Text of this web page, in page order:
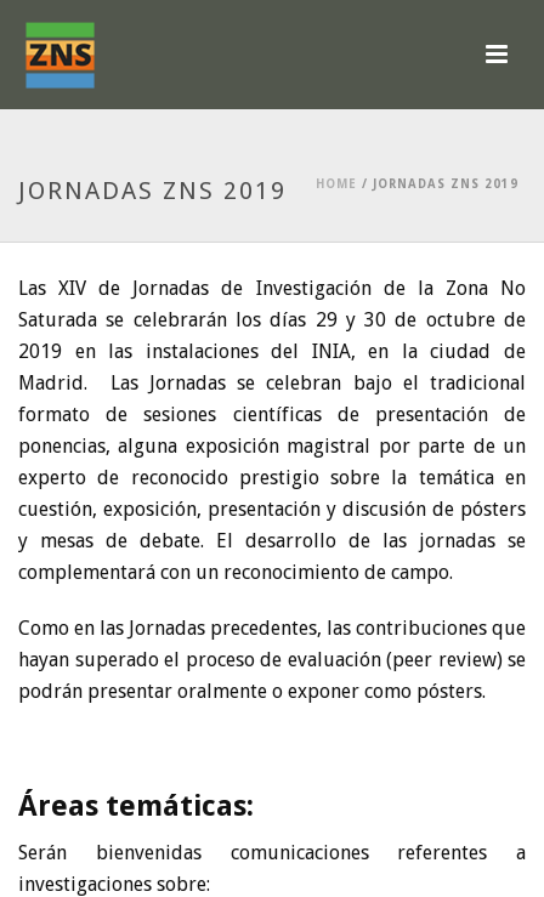
JORNADAS ZNS 2019 HOME / JORNADAS ZNS 2019
Las XIV de Jornadas de Investigación de la Zona No
Saturada se celebrarán los días 29 y 30 de octubre de
2019 en las instalaciones del INIA, en la ciudad de
Madrid. Las Jornadas se celebran bajo el tradicional
formato de sesiones científicas de presentación de
ponencias, alguna exposición magistral por parte de un
experto de reconocido prestigio sobre la temática en
cuestión, exposición, presentación y discusión de pósters
y mesas de debate. El desarrollo de las jornadas se
complementará con un reconocimiento de campo.
Como en las Jornadas precedentes, las contribuciones que
hayan superado el proceso de evaluación (peer review) se
podrán presentar oralmente o exponer como pósters.
Áreas temáticas:
Serán bienvenidas comunicaciones referentes a
investigaciones sobre: